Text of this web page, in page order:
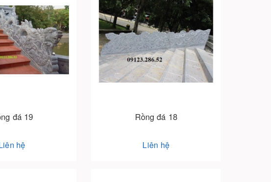
đá 19
hệ
Rồng đá 18
Liên hệ